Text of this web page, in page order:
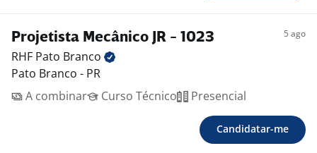
Projetista Mecânico JR - 1023 5 ago
RHF Pato Branco
Pato Branco - PR
A combinar
Curso Técnico Presencial
Candidatar-me